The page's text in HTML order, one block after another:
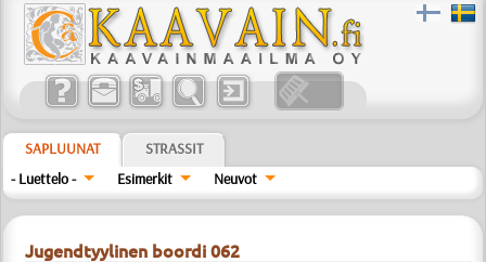
SAPLUUNAT
STRASSIT
- Luettelo -
Esimerkit Neuvot
Jugendtyylinen boordi 062